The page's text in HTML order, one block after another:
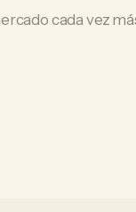
cada vez